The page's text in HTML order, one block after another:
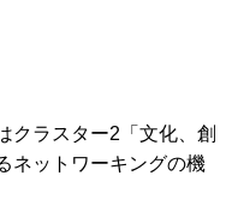
クラスター2「文化、創
ネットワーキングの機